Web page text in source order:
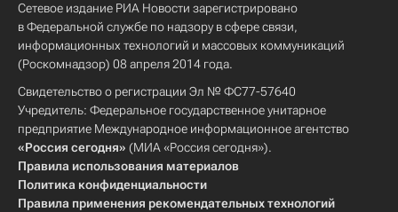
Сетевое издание РИА Новости зарегистрировано
в Федеральной службе по надзору в сфере связи,
информационных технологий и массовых коммуникаций
(Роскомнадзор) 08 апреля 2014 года.
Свидетельство о регистрации Эл № ФС77-57640
Учредитель: Федеральное государственное унитарное
предприятие Международное информационное агентство
«Россия сегодня» (МИА «Россия сегодня»).
Правила использования материалов
Политика конфиденциальности
Правила применения рекомендательных технологий